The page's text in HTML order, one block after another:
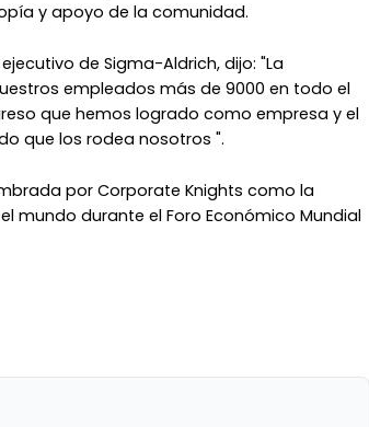
y apoyo de la comunidad.
de Sigma-Aldrich, dijo: "La
empleados más de 9000 en todo el
que hemos logrado como empresa y el
que los rodea nosotros ".
por Corporate Knights como la
mundo durante el Foro Económico Mundial